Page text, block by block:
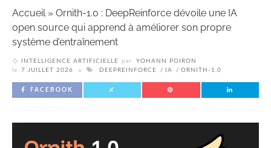
Accueil» Ornith-1.0 : DeepReinforce dévoile une IA
open source qui apprend à améliorer son propre
système d’entraînement
INTELLIGENCE ARTIFICIELLE par
YOHANN POIRON
le
7 JUILLET 2026 DEEPREINFORCE IA ORNITH-1.0
FACEBOOK